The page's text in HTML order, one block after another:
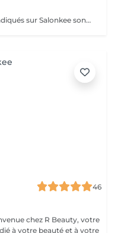
Veuillez prendre note que les prix indiqués sur Salonkee sont communiqués à titre informatif et s'entendent de base. Ces derniers sont susceptibles de varier selon le diagnostic réalisé à votre arrivée au salon et l'expertise du professionnel à qui vous confiez votre beauté. Dans tous les cas, un devis précis vous sera proposé et toutes réalisations de prestations seront effectuées avec votre accord. Un grand merci d'avance pour votre compréhension. Au plaisir de vous recevoir très vite.
46
à votre beauté et à votre